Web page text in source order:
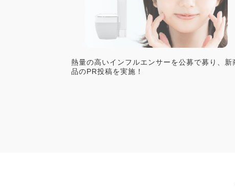
熱量の高いインフルエンサーを公募で募り、新
品のPR投稿を実施！